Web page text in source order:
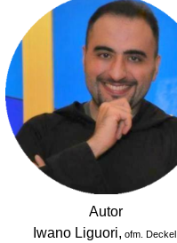
Autor
Iwano Liguori, ofm. Deckel.